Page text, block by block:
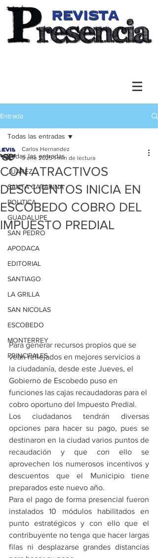
Entrada
Todas las entradas
JUAREZ
SANTA CATARINA
POLITICA
GUADALUPE
SAN PEDRO
APODACA
EDITORIAL
SANTIAGO
LA GRILLA
SAN NICOLAS
ESCOBEDO
MONTERREY
PRINCIPALES
Todas las entradas
CON ATRACTIVOS
DESCUENTOS INICIA EN
ESCOBEDO COBRO DEL
IMPUESTO PREDIAL
Carlos Hernandez
3 ene 2025 1 min de lectura
Para generar recursos propios que se
vean reflejados en mejores servicios a
la ciudadanía, desde este Jueves, el
Gobierno de Escobedo puso en
funciones las cajas recaudadoras para el
cobro oportuno del Impuesto Predial.
Los ciudadanos tendrán diversas
opciones para hacer su pago, pues se
destinaron en la ciudad varios puntos de
recaudación y que con ello se
aprovechen los numerosos incentivos y
descuentos que el Municipio tiene
preparados este nuevo año.
Para el pago de forma presencial fueron
instalados 10 módulos habilitados en
punto estratégicos y con ello que el
contribuyente no tenga que hacer largas
filas ni desplazarse grandes distancias